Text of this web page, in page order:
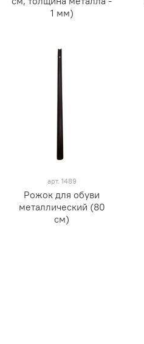
1 мм)
арт. 1489
Рожок для обуви
металлический (80
см)